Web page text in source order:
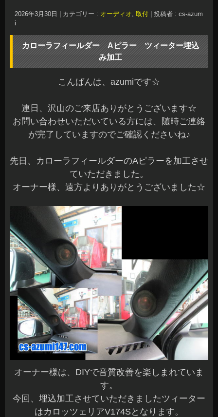
2026年3月30日 カテゴリー : オーディオ, 取付
投稿者 : cs-azum
i
カローラフィールダー Aピラー ツィーター埋込
み加工
こんばんは、azumiです☆
連日、沢山のご来店ありがとうございます☆
お問い合わせいただいている方には、随時ご連絡
が完了していますのでご確認くださいね♪
先日、カローラフィールダーのAピラーを加工させ
ていただきました。
オーナー様、遠方よりありがとうございました☆
オーナー様は、DIYで音質改善を楽しまれていま
す。
今回、埋込加工させていただきましたツィーター
はカロッツェリアV174Sとなります。